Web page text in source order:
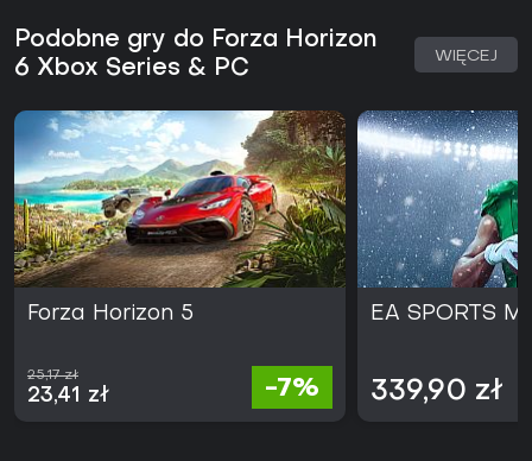
Podobne gry do Forza Horizon
6 Xbox Series & PC
WIĘCEJ
Forza Horizon 5
25,17 zł
23,41 zł -7%
EA SPORTS
339,90 zł